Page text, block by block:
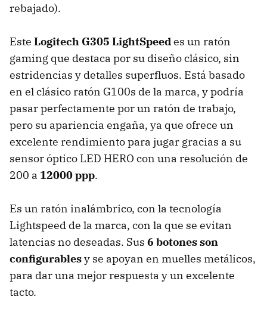
rebajado).
Este Logitech G305 LightSpeedes un ratón
gaming que destaca por su diseño clásico, sin
estridencias y detalles superfluos. Está basado
en el clásico ratón G100s de la marca, y podría
pasar perfectamente por un ratón de trabajo,
pero su apariencia engaña, ya que ofrece un
excelente rendimiento para jugar gracias a su
sensor óptico LED HERO con una resolución de
200 a 12000 ppp.
Es un ratón inalámbrico, con la tecnología
Lightspeed de la marca, con la que se evitan
latencias no deseadas. Sus 6 botones son
configurablesy se apoyan en muelles metálicos,
para dar una mejor respuesta y un excelente
tacto.